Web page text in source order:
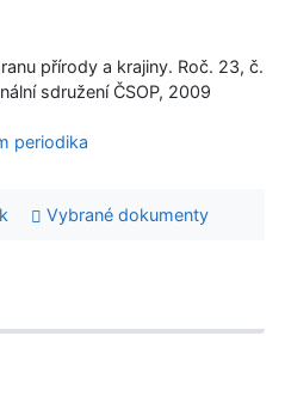
přírody a krajiny. Roč. 23, č.
sdružení ČSOP, 2009
periodika
Vybrané dokumenty